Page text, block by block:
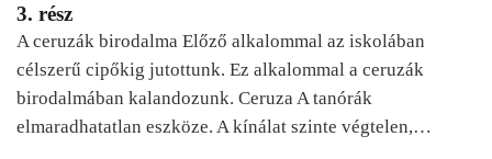
3. rész
A ceruzák birodalma Előző alkalommal az iskolában
célszerű cipőkig jutottunk. Ez alkalommal a ceruzák
birodalmában kalandozunk. Ceruza A tanórák
elmaradhatatlan eszköze. A kínálat szinte végtelen,…